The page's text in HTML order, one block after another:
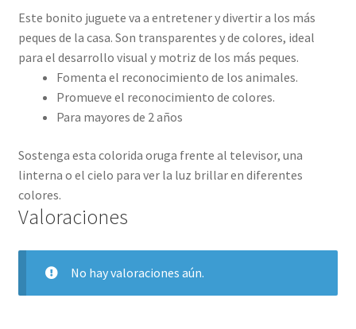
Este bonito juguete va a entretener y divertir a los más
peques de la casa. Son transparentes y de colores, ideal
para el desarrollo visual y motriz de los más peques.
Fomenta el reconocimiento de los animales.
Promueve el reconocimiento de colores.
Para mayores de 2 años
Sostenga esta colorida oruga frente al televisor, una
linterna o el cielo para ver la luz brillar en diferentes
colores.
Valoraciones
No hay valoraciones aún.